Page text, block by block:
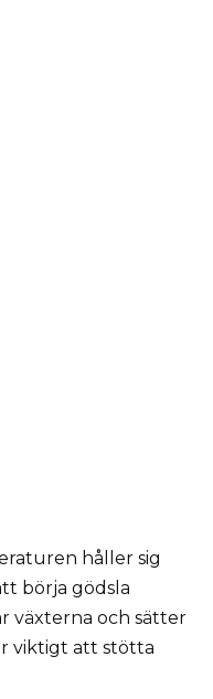
håller sig
börja gödsla
växterna och sätter
viktigt att stötta